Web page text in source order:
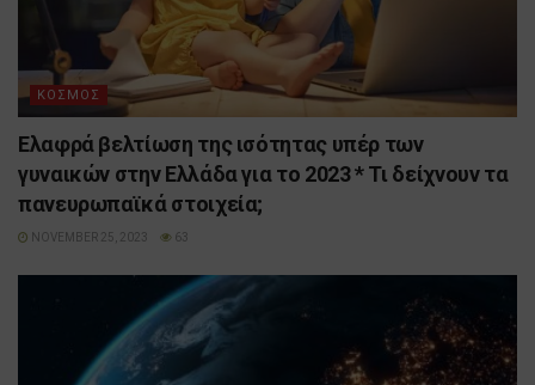
ΚΟΣΜΟΣ
Ελαφρά βελτίωση της ισότητας υπέρ των
γυναικών στην Ελλάδα για το 2023 * Τι δείχνουν τα
πανευρωπαϊκά στοιχεία;
NOVEMBER 25, 2023 63